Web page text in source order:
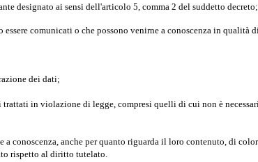
designato ai sensi dell'articolo 5, comma 2 del suddetto decreto;
comunicati o che possono venirne a conoscenza in
dei dati;
in violazione di legge, compresi quelli di cui non è
a conoscenza, anche per quanto riguarda il loro contenuto, di
rispetto al diritto tutelato.